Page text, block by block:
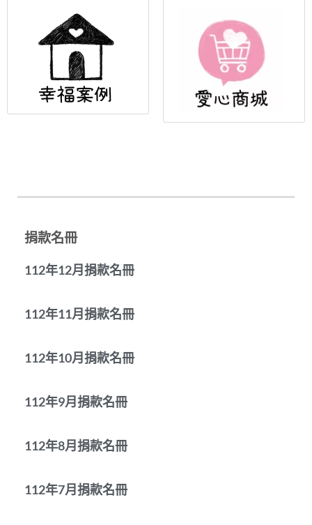
捐款名冊
112年12月捐款名冊
112年11月捐款名冊
112年10月捐款名冊
112年9月捐款名冊
112年8月捐款名冊
112年7月捐款名冊